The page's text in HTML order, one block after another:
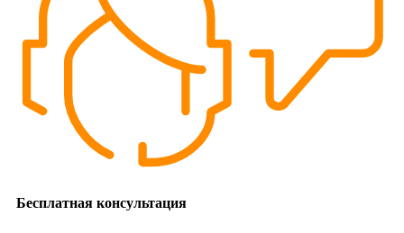
Бесплатная консультация